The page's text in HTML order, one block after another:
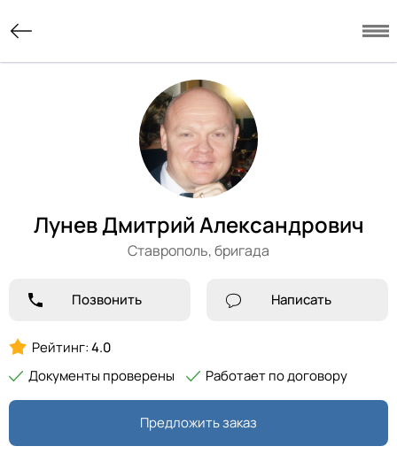
Лунев Дмитрий Александрович
Ставрополь,бригада
Позвонить Написать
Рейтинг:4.0
Документы проверены
Работает по договору
Предложить заказ